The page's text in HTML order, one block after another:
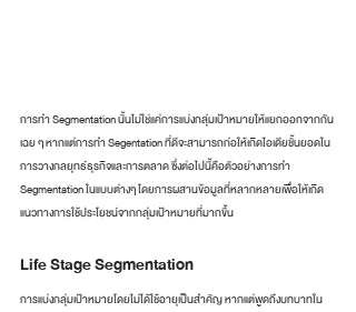
การทำ Segmentation นั้นไม่ใช่แค่การแบ่งกลุ่มเป้าหมายให้แยกออกจากกัน
เฉย ๆ หากแต่การทำ Segentation ที่ดีจะสามารถก่อให้เกิดไอเดียชั้นยอดใน
การวางกลยุทธ์ธุรกิจและการตลาด ซึ่งต่อไปนี้คือตัวอย่างการทำ
Segmentation ในแบบต่างๆ โดยการผสานข้อมูลที่หลากหลายเพื่อให้เกิด
แนวทางการใช้ประโยชน์จากกลุ่มเป้าหมายที่มากขึ้น
Life Stage Segmentation
การแบ่งกลุ่มเป้าหมายโดยไม่ได้ใช้อายุเป็นสำคัญ หากแต่พูดถึงบทบาทใน